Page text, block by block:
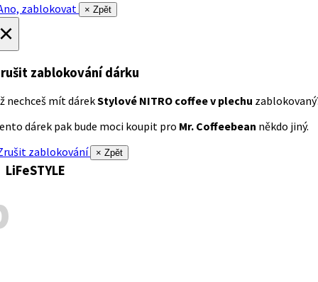
zablokovat
× Zpět
zablokování dárku
nechceš mít dárekStylové NITRO coffee v plechu
dárek pak bude moci koupit pro Mr. Coffeebean někdo jiný.
zablokování
× Zpět
LiFeSTYLE